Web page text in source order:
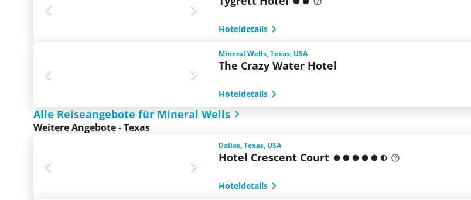
Hoteldetails
Mineral Wells, Texas, USA
The Crazy Water Hotel
Hoteldetails
Alle Reiseangebote für Mineral Wells
Weitere Angebote - Texas
Dallas, Texas, USA
Hotel Crescent Court
Hoteldetails